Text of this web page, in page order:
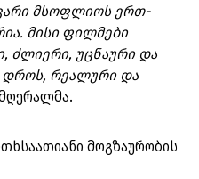
მსოფლიოს ერთ-
მისი ფილმები
ძლიერი, უცნაური და
დროს, რეალური და
მოგზაურობის